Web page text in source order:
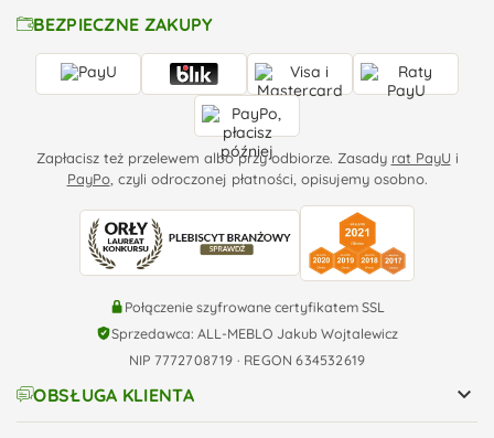
BEZPIECZNE ZAKUPY
Zapłacisz też przelewem albo przy odbiorze. Zasady rat PayU i
PayPo, czyli odroczonej płatności, opisujemy osobno.
Połączenie szyfrowane certyfikatem SSL
Sprzedawca: ALL-MEBLO Jakub Wojtalewicz
NIP 7772708719 · REGON 634532619
OBSŁUGA KLIENTA 